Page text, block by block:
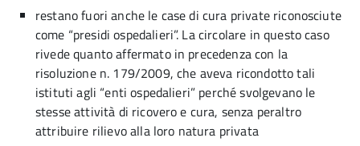
restano fuori anche le case di cura private riconosciute
come “presidi ospedalieri”. La circolare in questo caso
rivede quanto affermato in precedenza con la
risoluzione n. 179/2009, che aveva ricondotto tali
istituti agli “enti ospedalieri” perché svolgevano le
stesse attività di ricovero e cura, senza peraltro
attribuire rilievo alla loro natura privata